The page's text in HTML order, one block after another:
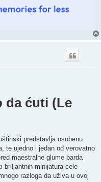
da ćuti (Le
predstavlja osobenu
te ujedno i jedan od verovatno
maestralne glume barda
briljantnih minijatura cele
razloga da uživa u ovoj